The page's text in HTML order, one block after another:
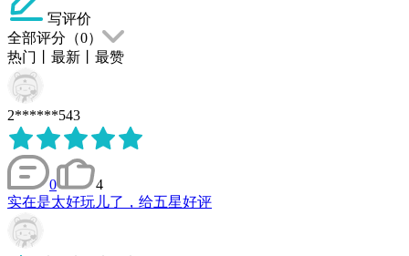
写评价
全部评分（0）
热门
最新 最赞
2******543
0
4
实在是太好玩儿了，给五星好评